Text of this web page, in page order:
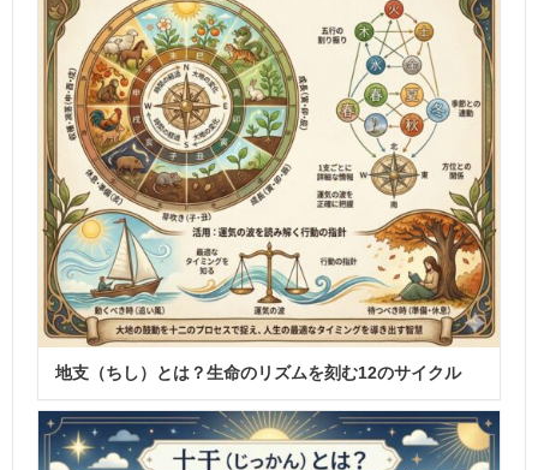
地支（ちし）とは？生命のリズムを刻む12のサイクル